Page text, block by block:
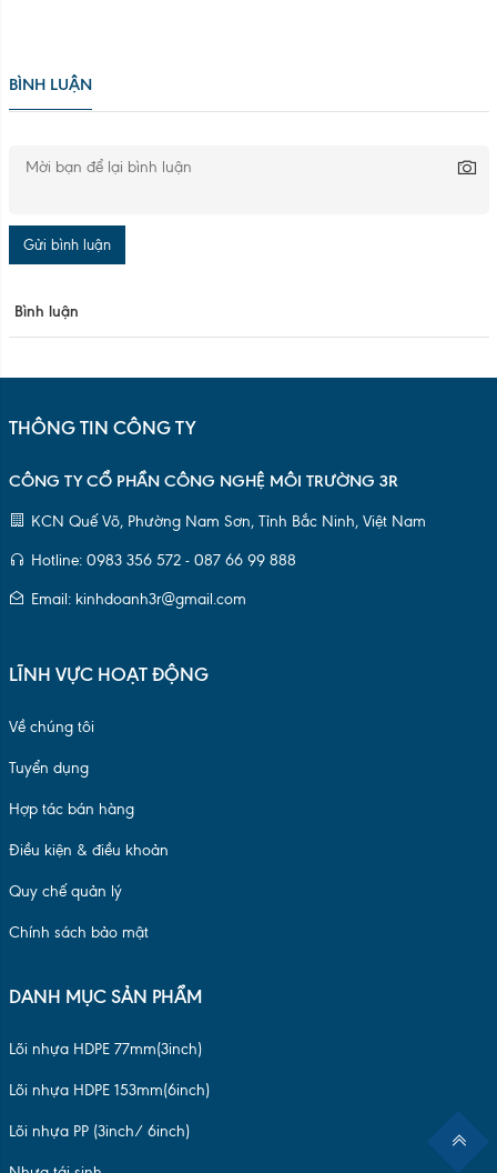
BÌNH LUẬN
Gửi bình luận
Bình luận
THÔNG TIN CÔNG TY
CÔNG TY CỔ PHẦN CÔNG NGHỆ MÔI TRƯỜNG 3R
KCN Quế Võ, Phường Nam Sơn, Tỉnh Bắc Ninh, Việt Nam
Hotline: 0983 356 572 - 087 66 99 888
Email: kinhdoanh3r@gmail.com
LĨNH VỰC HOẠT ĐỘNG
Về chúng tôi
Tuyển dụng
Hợp tác bán hàng
Điều kiện & điều khoản
Quy chế quản lý
Chính sách bảo mật
DANH MỤC SẢN PHẨM
Lõi nhựa HDPE 77mm(3inch)
Lõi nhựa HDPE 153mm(6inch)
Lõi nhựa PP (3inch/ 6inch)